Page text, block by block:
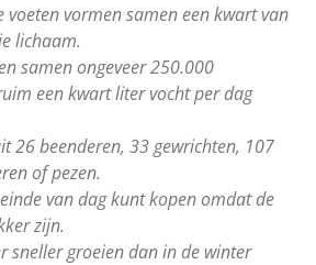
voeten vormen samen een kwart van
lichaam.
samen ongeveer 250.000
een kwart liter vocht per dag
26 beenderen, 33 gewrichten, 107
of pezen.
van dag kunt kopen omdat de
zijn.
sneller groeien dan in de winter